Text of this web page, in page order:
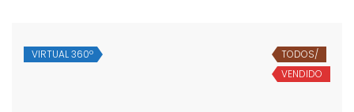
VIRTUAL 360º
TODOS/
VENDIDO